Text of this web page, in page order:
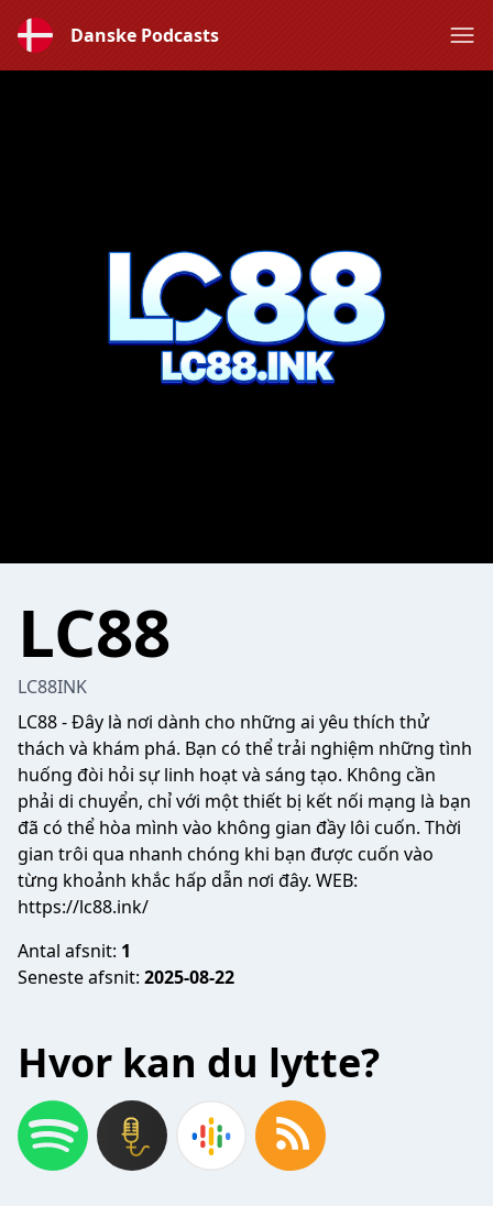
Danske Podcasts
LC88
LC88INK
LC88- Đây là nơi dành cho những ai yêu thích thử
thách và khám phá. Bạn có thể trải nghiệm những tình
huống đòi hỏi sự linh hoạt và sáng tạo. Không cần
phải di chuyển, chỉ với một thiết bị kết nối mạng là bạn
đã có thể hòa mình vào không gian đầy lôi cuốn. Thời
gian trôi qua nhanh chóng khi bạn được cuốn vào
từng khoảnh khắc hấp dẫn nơi đây. WEB:
https://lc88.ink/
Antal afsnit: 1
Seneste afsnit: 2025-08-22
Hvor kan du lytte?